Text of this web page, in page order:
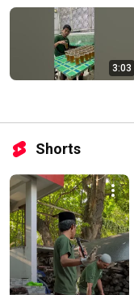
3:03
Shorts